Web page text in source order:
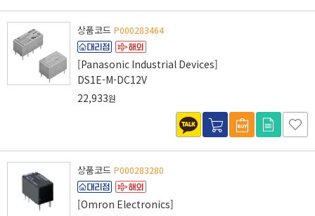
상품코드 P000283464
[Panasonic Industrial Devices]
DS1E-M-DC12V
22,933원
상품코드 P000283280
[Omron Electronics]